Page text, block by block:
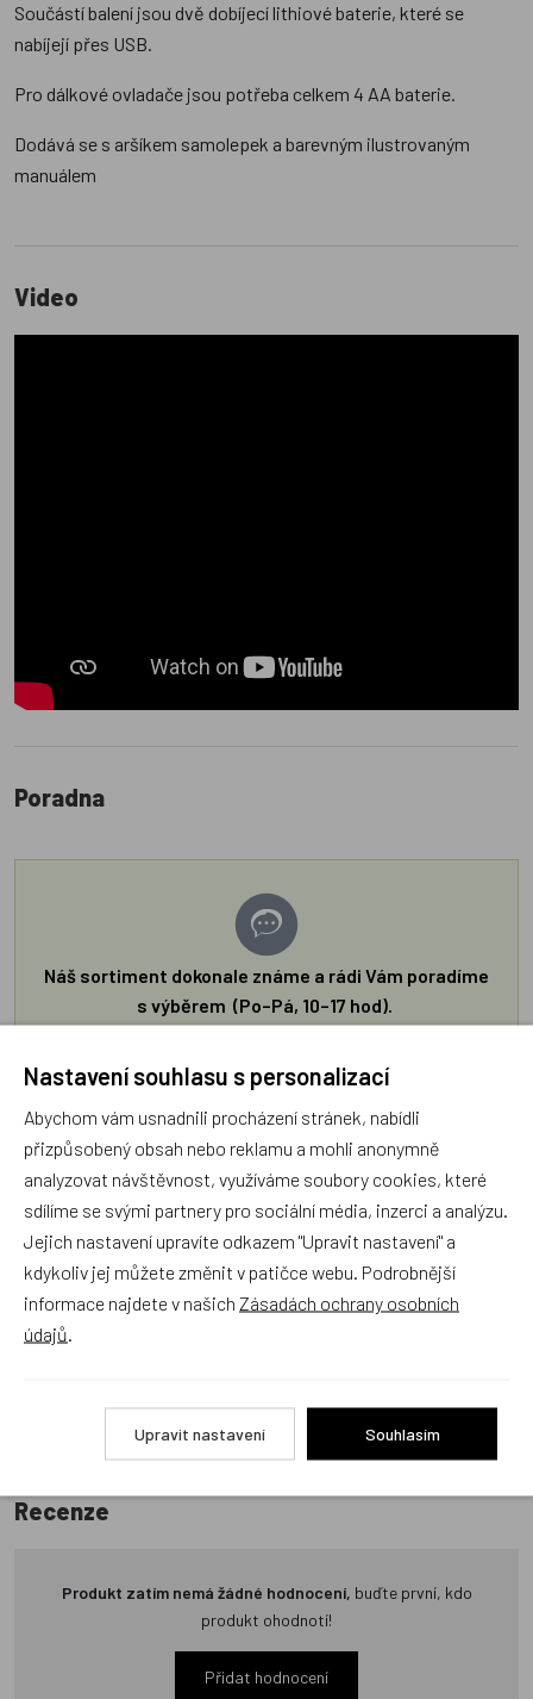
Součástí balení jsou dvě dobíjecí lithiové baterie, které se
nabíjejí přes USB.
Pro dálkové ovladače jsou potřeba celkem 4 AA baterie.
Dodává se s aršíkem samolepek a barevným ilustrovaným
manuálem
Video
Poradna
Náš sortiment dokonale známe a rádi Vám poradíme
s výběrem (Po–Pá, 10–17 hod).
Recenze v detailu produktu a texty od zákazníků v poradně
odrážejí výhradně názory a stanoviska zákazníků. Provozovatel
e-shopu Dráček.cz texty zákazníků předem neschvaluje ani
neověřuje.
Recenze
Produkt zatím nemá žádné hodnocení, buďte první, kdo
produkt ohodnotí!
Přidat hodnocení
Nastavení souhlasu s personalizací
Abychom vám usnadnili procházení stránek, nabídli
přizpůsobený obsah nebo reklamu a mohli anonymně
analyzovat návštěvnost, využíváme soubory cookies, které
sdílíme se svými partnery pro sociální média, inzerci a analýzu.
Jejich nastavení upravíte odkazem "Upravit nastavení" a
kdykoliv jej můžete změnit v patičce webu. Podrobnější
informace najdete v našich Zásadách ochrany osobních
údajů
Upravit nastavení Souhlasím